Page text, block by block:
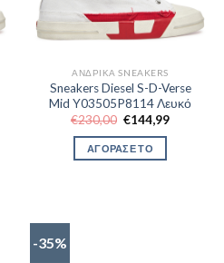
ΑΝΔΡΙΚΆ SNEAKERS
Sneakers Diesel S-D-Verse
Mid Y03505P8114 Λευκό
€230,00 Original
was:
€230,00.
€144,99Η
ΑΓΟΡΑΣΕ ΤΟ
-35%